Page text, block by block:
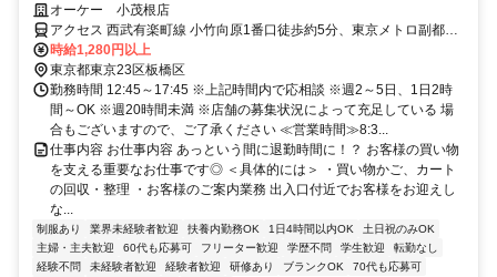
健康維持にもつながるお仕事♪
オーケー 小茂根店
アクセス 西武有楽町線 小竹向原1番口徒歩約5分、東京メトロ副都心
線 小竹向原1番口徒歩約5分、東京メトロ有楽町線 小竹向原1番口徒
歩約5分 「小竹向原駅｣徒歩約3分＊自転車通勤OK
時給1,280円以上
東京都東京23区板橋区
勤務時間 12:45～17:45 ※上記時間内で応相談 ※週2～5日、1日2時
間～OK ※週20時間未満 ※店舗の募集状況によって充足している 場
合もございますので、ご了承ください ≪営業時間≫8:3...
仕事内容 お仕事内容 あっという間に退勤時間に！？ お客様の買い物
を支える重要なお仕事です◎ ＜具体的には＞ ・買い物かご、カート
の回収・整理 ・お客様のご案内業務 出入口付近でお客様をお迎えし
な...
制服あり 業界未経験者歓迎 扶養内勤務OK 1日4時間以内OK
土日祝のみOK
主婦・主夫歓迎
60代も応募可 フリーター歓迎 学歴不問 学生歓迎
転勤なし
経験不問
未経験者歓迎 経験者歓迎 研修あり ブランクOK
70代も応募可